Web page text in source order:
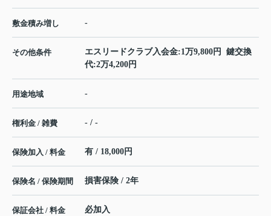
敷金積み増し -
その他条件
エスリードクラブ入会金:1万9,800円 鍵交換
代:2万4,200円
用途地域 -
権利金 / 雑費 - / -
保険加入 / 料金 有 / 18,000円
保険名 / 保険期間 損害保険 / 2年
保証会社 / 料金 必加入